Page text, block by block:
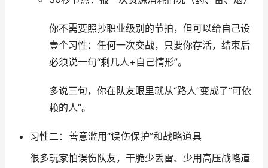
你不需要照抄职业级别的节拍，但可以给自己设
壹个习性：任何一次交战，只要你存活，结束后
必须说一句“剩几人+自己情形”。
多说三句，你在队友眼里就从“路人”变成了“可依
赖的人”。
习性二：善意滥用“误伤保护”和战略道具
很多玩家怕误伤队友，干脆少丢雷、少用高压战略道